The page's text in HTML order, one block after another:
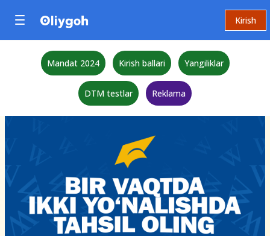
Kirish
Mandat 2024 Kirish ballari Yangiliklar
DTM testlar Reklama